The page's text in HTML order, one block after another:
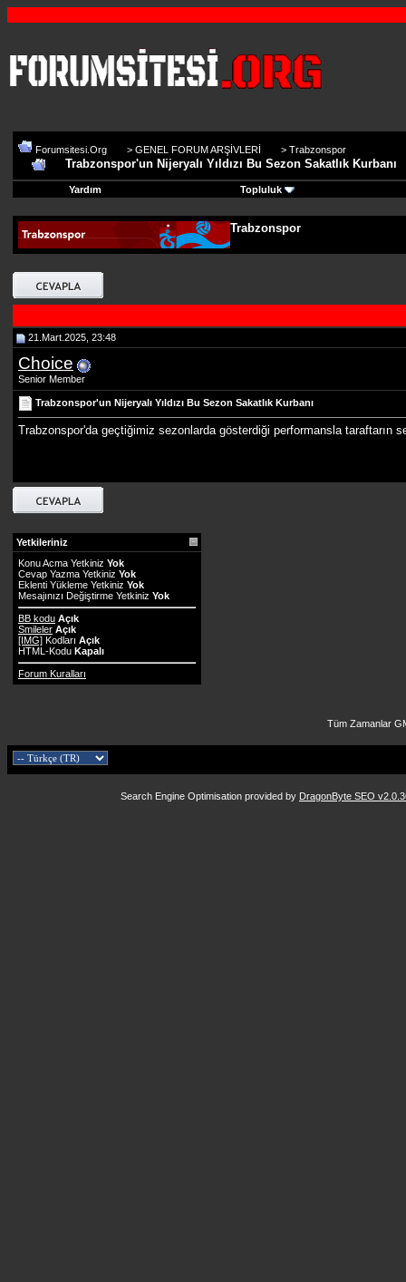
Forumsitesi.Org > GENEL FORUM ARŞİVLERİ > Trabzonspor
Trabzonspor'un Nijeryalı Yıldızı Bu Sezon Sakatlık Kurbanı
Yardım Topluluk
Trabzonspor
21.Mart.2025, 23:48
Choice
Senior Member
Trabzonspor'un Nijeryalı Yıldızı Bu Sezon Sakatlık Kurbanı
Trabzonspor'da geçtiğimiz sezonlarda gösterdiği performansla taraftarın
Yetkileriniz
Konu Acma Yetkiniz Yok
Cevap Yazma Yetkiniz Yok
Eklenti Yükleme Yetkiniz Yok
Mesajınızı Değiştirme Yetkiniz Yok
BB kodu Açık
Smileler Açık
[IMG] Kodları Açık
HTML-Kodu Kapalı
Forum Kuralları
Tüm Zamanlar
Search Engine Optimisation provided by DragonByte SEO